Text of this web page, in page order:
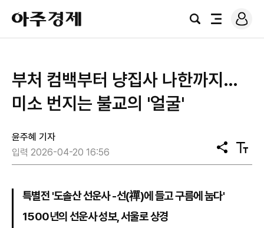
아
주
경
검
전
로
그
부처 컴백부터 냥집사 나한까지…
미소 번지는 불교의 '얼굴'
윤주혜 기자
입력 2026-04-20 16:56
공
유
텍
스
특별전 '도솔산 선운사 -선(禪)에 들고 구름에 눕다'
1500년의 선운사 성보, 서울로 상경